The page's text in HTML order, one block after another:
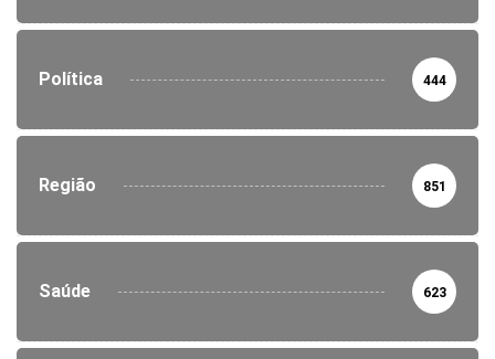
Política 444
Região 851
Saúde 623